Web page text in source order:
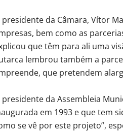
presidente da Câmara, Vítor
bem como as
que têm para ali uma
lembrou também a
que pretendem
presidente da Assembleia
em 1993 e que tem
se vê por este projeto”,